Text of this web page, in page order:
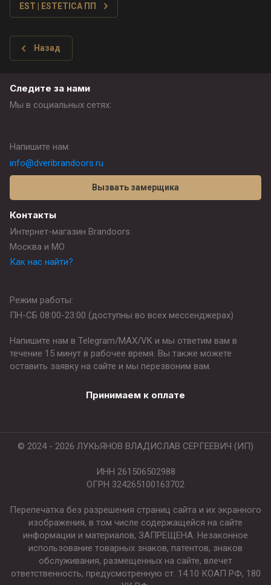
EST | ESTETICA ПП
Назад
Контакты
Интернет-магазин Brandoors
Москва и МО
Как нас найти?
Режим работы:
ПН-СБ 08:00-23:00 (доступны во всех мессенджерах)
Напишите нам в Telegram/MAX/VK и мы ответим вам в
течение 15 минут в рабочее время. Вы также можете
оставить заявку на сайте и мы перезвоним вам.
Следите за нами
Мы в социальных сетях:
Напишите нам:
info@dveribrandoors.ru
Вызвать замерщика
Принимаем к оплате
© 2024 - 2026 ЛУКЬЯНОВ ВЛАДИСЛАВ СЕРГЕЕВИЧ (ИП)
ИНН 261506502988
ОГРН 324265100163702
Перепечатка без разрешения страниц сайта и их экранного
изображения, в том числе содержащейся на сайте
информации и материалов, ЗАПРЕЩЕНА. Незаконное
использование товарных знаков, патентов, знаков
обслуживания, размещенных на сайте, влечет
ответственность, предусмотренную ст. 14.10 КОАП РФ, 180